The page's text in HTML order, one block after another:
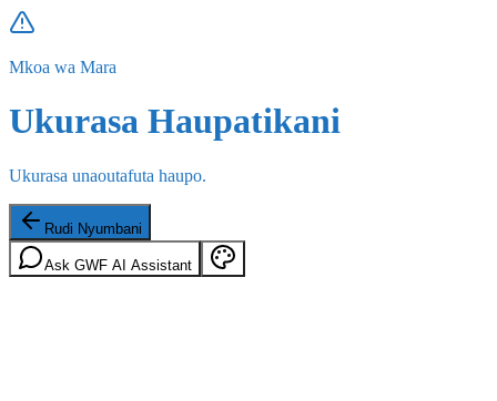
Mkoa wa Mara
Ukurasa Haupatikani
Ukurasa unaoutafuta haupo.
Rudi Nyumbani
Ask GWF AI Assistant